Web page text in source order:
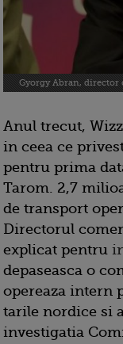
Gyorgy Abran, director
Anul trecut,
in ceea ce
pentru prima
Tarom. 2,7
de transport
Directorul
explicat pentru
depaseasca o
opereaza intern
tarile nordice si
investigatia